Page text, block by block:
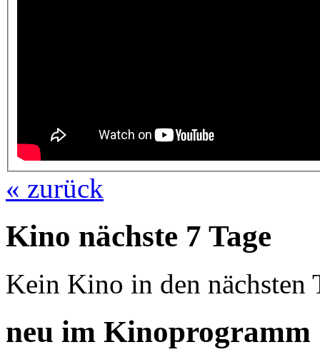
« zurück
Kino nächste 7 Tage
Kein Kino in den nächsten
neu im Kinoprogramm